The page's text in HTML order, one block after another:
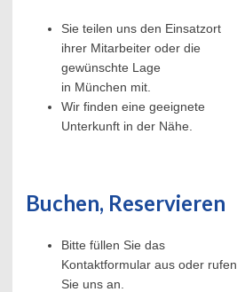
Sie teilen uns den Einsatzort
ihrer Mitarbeiter oder die
gewünschte Lage
in München mit.
Wir finden eine geeignete
Unterkunft in der Nähe.
Buchen, Reservieren
Bitte füllen Sie das
Kontaktformular aus oder rufen
Sie uns an.